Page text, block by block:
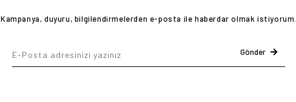
Kampanya, duyuru, bilgilendirmelerden e-posta ile haberdar olmak istiyorum.
Gönder